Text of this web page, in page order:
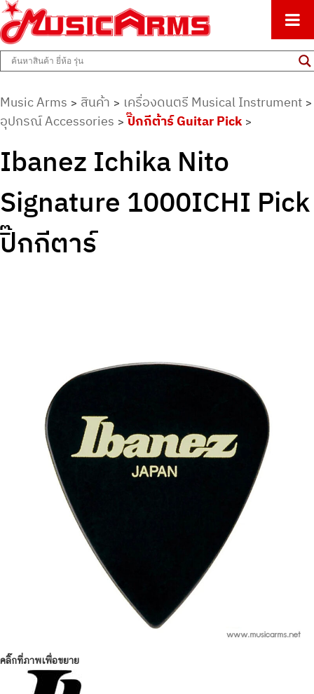
Music Arms
ศูนย์รวมครื่องดนตรีทุกชนิด ตั้งแต่เริ่มต้นถึงมืออาชีพ
Music Arms > สินค้า > เครื่องดนตรี Musical Instrument >
อุปกรณ์ Accessories >ปิ๊กกีต้าร์ Guitar Pick >
Ibanez Ichika Nito
Signature 1000ICHI Pick
ปิ๊กกีตาร์
คลิ๊กที่ภาพเพื่อขยาย